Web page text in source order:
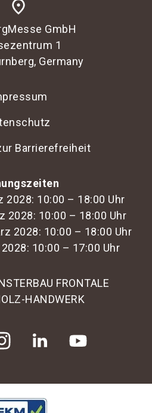
place
GmbH
1
Germany
Barrierefreiheit
2028: 10:00 – 18:00 Uhr
2028: 10:00 – 18:00 Uhr
2028: 10:00 – 18:00 Uhr
10:00 – 17:00 Uhr
FRONTALE
HANDWERK